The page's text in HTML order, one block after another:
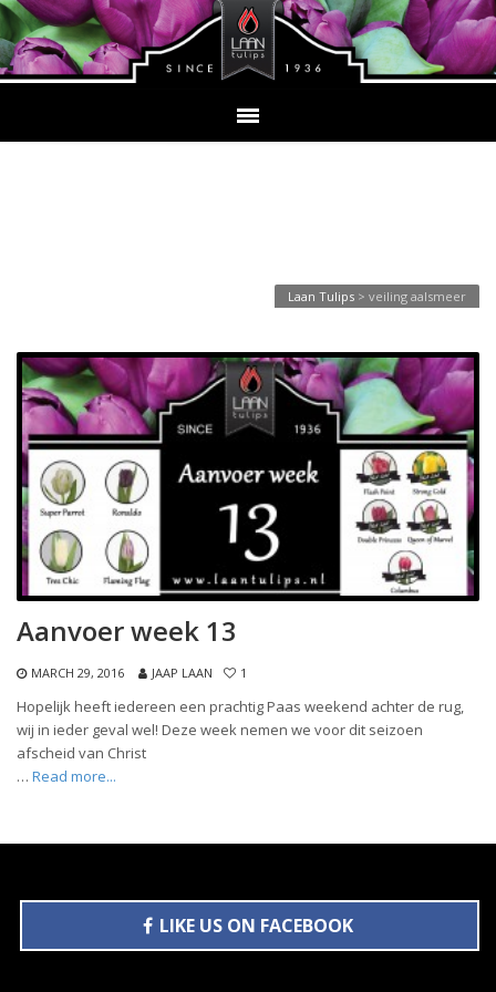
Laan Tulips > veiling aalsmeer
Aanvoer week 13
MARCH 29, 2016 JAAP LAAN 1
Hopelijk heeft iedereen een prachtig Paas weekend achter de rug,
wij in ieder geval wel! Deze week nemen we voor dit seizoen
afscheid van Christ
… Read more...
LIKE US ON FACEBOOK